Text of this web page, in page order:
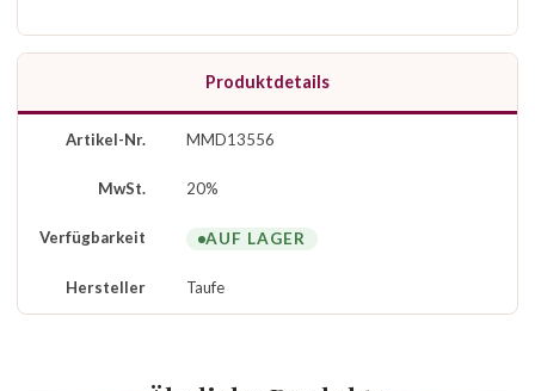
Produktdetails
Artikel-Nr. MMD13556
MwSt. 20%
Verfügbarkeit AUF LAGER
Hersteller Taufe